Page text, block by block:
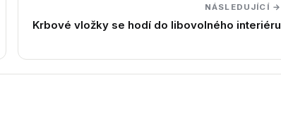
NÁSLEDUJÍCÍ →
Krbové vložky se hodí do libovolného interiéru